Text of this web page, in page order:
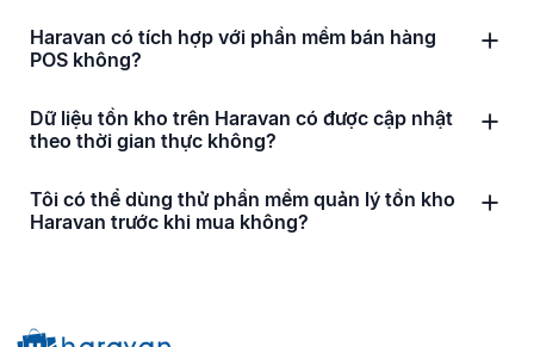
Haravan có tích hợp với phần mềm bán hàng
POS không?
Dữ liệu tồn kho trên Haravan có được cập nhật
theo thời gian thực không?
Tôi có thể dùng thử phần mềm quản lý tồn kho
Haravan trước khi mua không?